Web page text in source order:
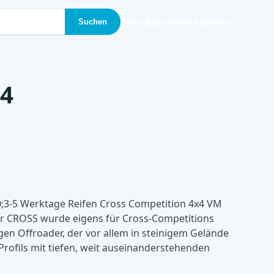
Suchen
5 Werktage Reifen Cross Competition 4x4 VM
CROSS wurde eigens für Cross-Competitions
Offroader, der vor allem in steinigem Gelände
mit tiefen, weit auseinanderstehenden